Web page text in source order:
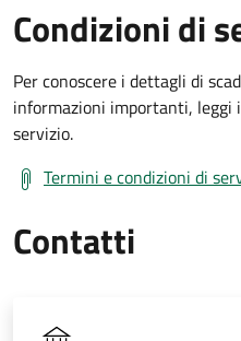
Condizioni di
Per conoscere i dettagli di
informazioni importanti, leggi
servizio.
Termini e condizioni di
Contatti